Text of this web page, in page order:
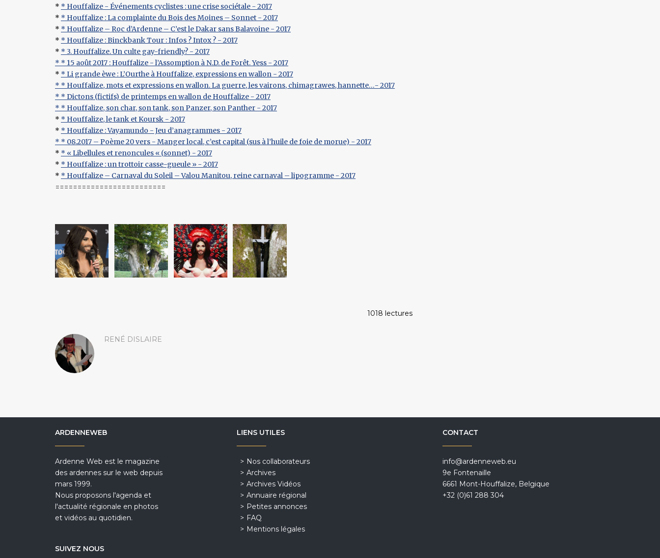
* * Houffalize - Événements cyclistes : une crise sociétale - 2017
* * Houffalize : La complainte du Bois des Moines – Sonnet - 2017
* * Houffalize – Roc d’Ardenne – C’est le Dakar sans Balavoine - 2017
* * Houffalize : Binckbank Tour : Infos ? Intox ? - 2017
* * 3. Houffalize. Un culte gay-friendly? - 2017
* * 15 août 2017 : Houffalize - l’Assomption à N.D. de Forêt. Yess - 2017
* * Li grande èwe : L’Ourthe à Houffalize, expressions en wallon - 2017
* * Houffalize, mots et expressions en wallon. La guerre, les vairons, chimagrawes, hannette…- 2017
* * Dictons (fictifs) de printemps en wallon de Houffalize - 2017
* * Houffalize, son char, son tank, son Panzer, son Panther - 2017
* * Houffalize, le tank et Koursk - 2017
* * Houffalize : Vayamundo - Jeu d’anagrammes - 2017
* * 08.2017 – Poème 20 vers - Manger local, c’est capital (sus à l’huile de foie de morue) - 2017
* * « Libellules et renoncules « (sonnet) - 2017
* * Houffalize : un trottoir casse-gueule » - 2017
* * Houffalize – Carnaval du Soleil – Valou Manitou, reine carnaval – lipogramme - 2017
=========================
1018 lectures
RENÉ DISLAIRE
ARDENNEWEB
Ardenne Web est le magazine
des ardennes sur le web depuis
mars 1999.
Nous proposons l'agenda et
l'actualité régionale en photos
et vidéos au quotidien.
SUIVEZ NOUS
LIENS UTILES
Nos collaborateurs
Archives
Archives Vidéos
Annuaire régional
Petites annonces
FAQ
Mentions légales
CONTACT
info@ardenneweb.eu
9e Fontenaille
6661 Mont-Houffalize, Belgique
+32 (0)61 288 304